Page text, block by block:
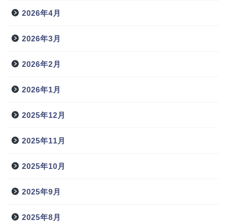
2026年4月
2026年3月
2026年2月
2026年1月
2025年12月
2025年11月
2025年10月
2025年9月
2025年8月